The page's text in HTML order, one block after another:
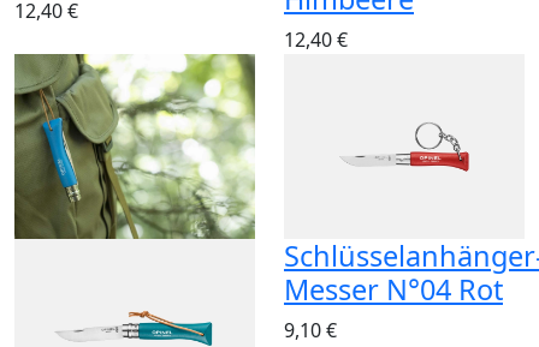
12,40 €
12,40 €
Messer N°04 Rot
9,10 €